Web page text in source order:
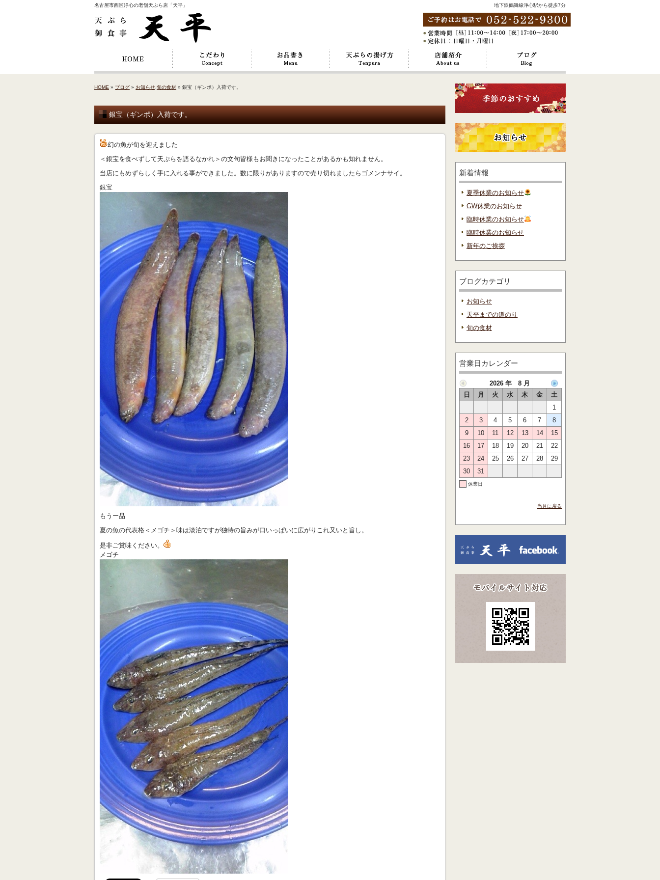
名古屋市西区浄心の老舗天ぷら店「天平」 地下鉄鶴舞線浄心駅から徒歩7分
HOME » ブログ » お知らせ 旬の食材 » 銀宝（ギンポ）入荷です。
銀宝（ギンポ）入荷です。
幻の魚が旬を迎えました
＜銀宝を食べずして天ぷらを語るなかれ＞の文句皆様もお聞きになったことがあるかも知れません。
当店にもめずらしく手に入れる事ができました。数に限りがありますので売り切れましたらゴメンナサイ。
銀宝
もうー品
夏の魚の代表格＜メゴチ＞味は淡泊ですが独特の旨みが口いっぱいに広がりこれ又いと旨し。
是非ご賞味ください。
メゴチ
新着情報
夏季休業のお知らせ
GW休業のお知らせ
臨時休業のお知らせ
臨時休業のお知らせ
新年のご挨拶
ブログカテゴリ
お知らせ
天平までの道のり
旬の食材
営業日カレンダー
2026 年 8 月
日
月 火 水 木 金
土
1
2
3 4 5 6 7
8
9
10 11 12 13 14
15
16
17 18 19 20 21
22
23
24 25 26 27 28
29
30
31
休業日
当月に戻る